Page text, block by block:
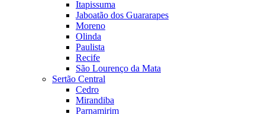
Itapissuma
Jaboatão dos Guararapes
Moreno
Olinda
Paulista
Recife
São Lourenço da Mata
Sertão Central
Cedro
Mirandiba
Parnamirim